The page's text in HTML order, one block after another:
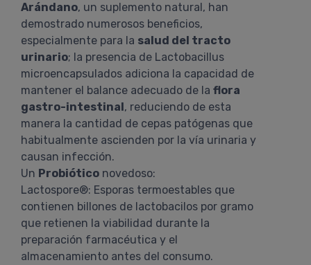
Arándano, un suplemento natural, han
demostrado numerosos beneficios,
especialmente para la salud del tracto
urinario; la presencia de Lactobacillus
microencapsulados adiciona la capacidad de
mantener el balance adecuado de la flora
gastro-intestinal, reduciendo de esta
manera la cantidad de cepas patógenas que
habitualmente ascienden por la vía urinaria y
causan infección.
Un Probiótico novedoso:
Lactospore®: Esporas termoestables que
contienen billones de lactobacilos por gramo
que retienen la viabilidad durante la
preparación farmacéutica y el
almacenamiento antes del consumo.